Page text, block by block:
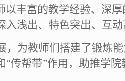
以丰富的教学经验、深
浅出、特色突出、互动
为教师们搭建了锻炼
“传帮带”作用， 助推学院